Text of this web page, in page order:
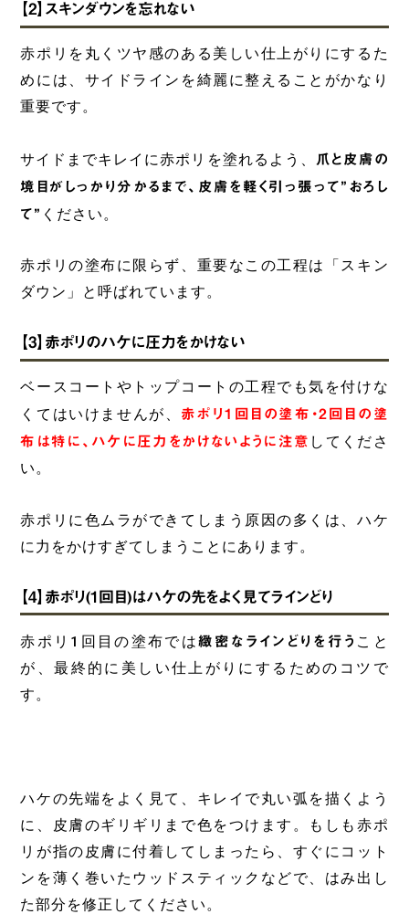
【2】スキンダウンを忘れない
赤ポリを丸くツヤ感のある美しい仕上がりにするた
めには、サイドラインを綺麗に整えることがかなり
重要です。
サイドまでキレイに赤ポリを塗れるよう、
爪と皮膚の
境目がしっかり分かるまで、皮膚を軽く引っ張って”おろし
て” ください。
赤ポリの塗布に限らず、重要なこの工程は「スキン
ダウン」と呼ばれています。
【3】赤ポリのハケに圧力をかけない
ベースコートやトップコートの工程でも気を付けな
くてはいけませんが、
赤ポリ1回目の塗布・2回目の塗
布は特に、ハケに圧力をかけないように注意 してくださ
い。
赤ポリに色ムラができてしまう原因の多くは、ハケ
に力をかけすぎてしまうことにあります。
【4】赤ポリ(1回目)はハケの先をよく見てラインどり
赤ポリ1回目の塗布では緻密なラインどりを行う こと
が、最終的に美しい仕上がりにするためのコツで
す。
ハケの先端をよく見て、キレイで丸い弧を描くよう
に、皮膚のギリギリまで色をつけます。もしも赤ポ
リが指の皮膚に付着してしまったら、すぐにコット
ンを薄く巻いたウッドスティックなどで、はみ出し
た部分を修正してください。